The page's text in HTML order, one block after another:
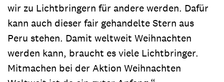
wir zu Lichtbringern für andere werden. Dafür
kann auch dieser fair gehandelte Stern aus
Peru stehen. Damit weltweit Weihnachten
werden kann, braucht es viele Lichtbringer.
Mitmachen bei der Aktion Weihnachten